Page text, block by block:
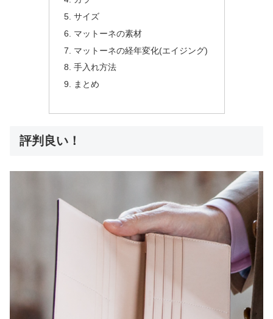
サイズ
マットーネの素材
マットーネの経年変化(エイジング)
手入れ方法
まとめ
評判良い！